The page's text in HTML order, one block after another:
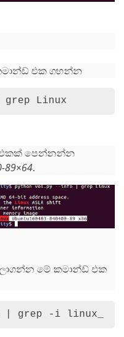
එක ගහන්න
Linux
එකක් පෙන්නන්න
89×64.
මේ කමාන්ඩ් එක
| grep -i linux_